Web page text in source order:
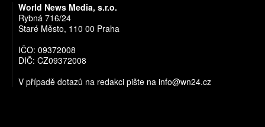
World News Media, s.r.o.
Rybná 716/24
Staré Město, 110 00 Praha
IČO: 09372008
DIČ: CZ09372008
V případě dotazů na redakci pište na info@wn24.cz